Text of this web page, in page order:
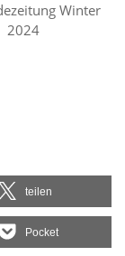
Winter
2024
teilen
Pocket